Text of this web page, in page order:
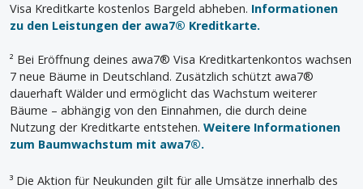
Visa Kreditkarte kostenlos Bargeld abheben. Informationen
zu den Leistungen der awa7® Kreditkarte.
² Bei Eröffnung deines awa7® Visa Kreditkartenkontos wachsen
7 neue Bäume in Deutschland. Zusätzlich schützt awa7®
dauerhaft Wälder und ermöglicht das Wachstum weiterer
Bäume – abhängig von den Einnahmen, die durch deine
Nutzung der Kreditkarte entstehen. Weitere Informationen
zum Baumwachstum mit awa7®.
³ Die Aktion für Neukunden gilt für alle Umsätze innerhalb des